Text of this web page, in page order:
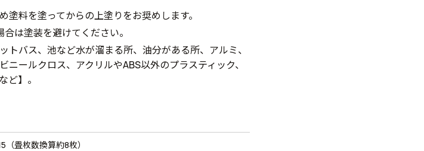
料を塗ってからの上塗りをお奨めします。
は塗装を避けてください。
トバス、池など水が溜まる所、油分がある所、アルミ、
ールクロス、アクリルやABS以外のプラスティック、
ど】。
畳枚数換算約8枚）